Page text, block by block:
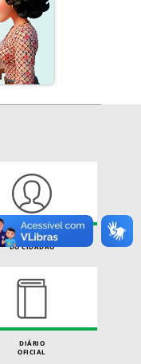
CARTA DE SERVIÇOS
DO CIDADÃO
DIÁRIO
OFICIAL